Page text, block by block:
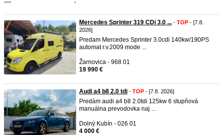
Mercedes Sprinter 319 CDi 3.0 ... - TOP - [7.8.
2026]
Predam Mercedes Sprinter 3.0cdi 140kw/190PS
automat r.v.2009 mode ...
Žarnovica - 968 01
19 990 €
Audi a4 b8 2.0 tdi - TOP - [7.8. 2026]
Predám audi a4 b8 2.0tdi 125kw 6 stupňová
manuálna prevodovka naj ...
Dolný Kubín - 026 01
4 000 €